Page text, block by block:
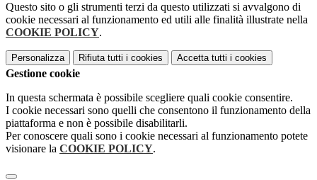
Questo sito o gli strumenti terzi da questo utilizzati si avvalgono di
cookie necessari al funzionamento ed utili alle finalità illustrate nella
COOKIE POLICY.
Personalizza Rifiuta tutti i cookies Accetta tutti i cookies
Gestione cookie
In questa schermata è possibile scegliere quali cookie consentire.
I cookie necessari sono quelli che consentono il funzionamento della
piattaforma e non è possibile disabilitarli.
Per conoscere quali sono i cookie necessari al funzionamento potete
visionare la COOKIE POLICY.